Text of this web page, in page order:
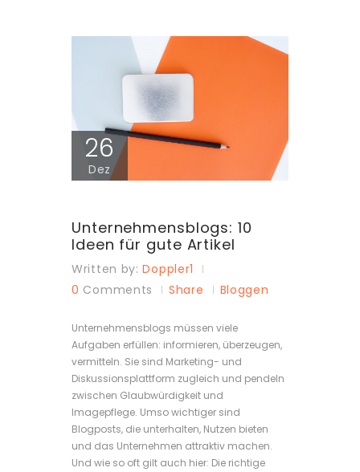
26
Dez
Unternehmensblogs: 10
Ideen für gute Artikel
Written by:Doppler1
0 Comments Share Bloggen
Unternehmensblogs müssen viele
Aufgaben erfüllen: informieren, überzeugen,
vermitteln. Sie sind Marketing- und
Diskussionsplattform zugleich und pendeln
zwischen Glaubwürdigkeit und
Imagepflege. Umso wichtiger sind
Blogposts, die unterhalten, Nutzen bieten
und das Unternehmen attraktiv machen.
Und wie so oft gilt auch hier: Die richtige